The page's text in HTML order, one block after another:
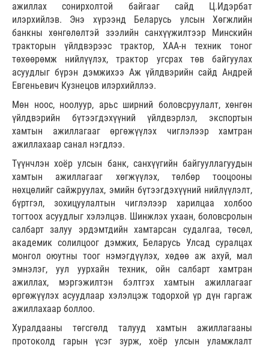
ажиллах сонирхолтой байгааг сайд Ц.Идэрбат
илэрхийлэв. Энэ хүрээнд Беларусь улсын Хөгжлийн
банкны хөнгөлөлтэй зээлийн санхүүжилтээр Минскийн
тракторын үйлдвэрээс трактор, ХАА-н техник тоног
төхөөрөмж нийлүүлэх, трактор угсрах төв байгуулах
асуудлыг бүрэн дэмжихээ Аж үйлдвэрийн сайд Андрей
Евгеньевич Кузнецов илэрхийллээ.
Мөн ноос, ноолуур, арьс ширний боловсруулалт, хөнгөн
үйлдвэрийн бүтээгдэхүүний үйлдвэрлэл, экспортын
хамтын ажиллагааг өргөжүүлэх чиглэлээр хамтран
ажиллахаар санал нэгдлээ.
Түүнчлэн хоёр улсын банк, санхүүгийн байгууллагуудын
хамтын ажиллагааг хөгжүүлэх, төлбөр тооцооны
нөхцөлийг сайжруулах, эмийн бүтээгдэхүүний нийлүүлэлт,
бүртгэл, зохицуулалтын чиглэлээр харилцаа холбоо
тогтоох асуудлыг хэлэлцэв. Шинжлэх ухаан, боловсролын
салбарт залуу эрдэмтдийн хамтарсан судалгаа, төсөл,
академик солилцоог дэмжих, Беларусь Улсад суралцах
монгол оюутны тоог нэмэгдүүлэх, хөдөө аж ахуй, мал
эмнэлэг, уул уурхайн техник, ойн салбарт хамтран
ажиллах, мэргэжилтэн бэлтгэх хамтын ажиллагааг
өргөжүүлэх асуудлаар хэлэлцэж тодорхой үр дүн гаргаж
ажиллахаар боллоо.
Хуралдааны төгсгөлд талууд хамтын ажиллагааны
протоколд гарын үсэг зурж, хоёр улсын уламжлалт